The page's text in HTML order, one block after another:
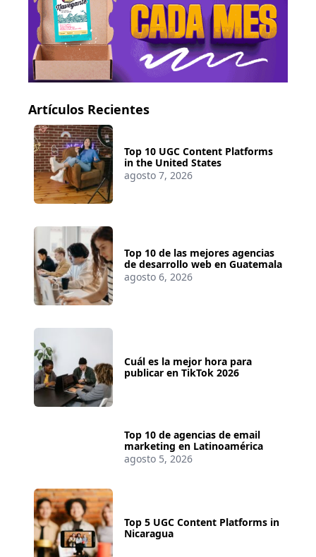
Artículos Recientes
Top 10 UGC Content Platforms
in the United States
agosto 7, 2026
Top 10 de las mejores agencias
de desarrollo web en Guatemala
agosto 6, 2026
Cuál es la mejor hora para
publicar en TikTok 2026
Top 10 de agencias de email
marketing en Latinoamérica
agosto 5, 2026
Top 5 UGC Content Platforms in
Nicaragua